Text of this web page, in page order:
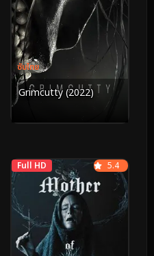
ซับไทย
Grimcutty (2022)
Full HD 5.4